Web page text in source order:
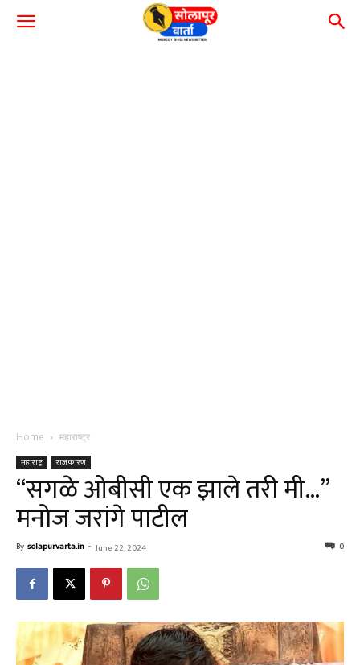
Home महाराष्ट्र
महाराष्ट्र राजकारण
“सगळे ओबीसी एक झाले तरी मी…”
मनोज जरांगे पाटील
By solapurvarta.in - June 22, 2024 0